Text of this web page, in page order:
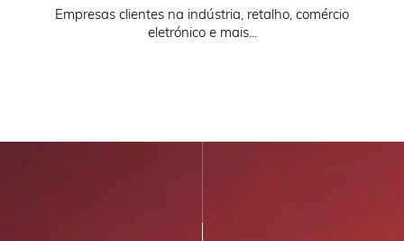
Empresas clientes na indústria, retalho, comércio
eletrónico e mais...